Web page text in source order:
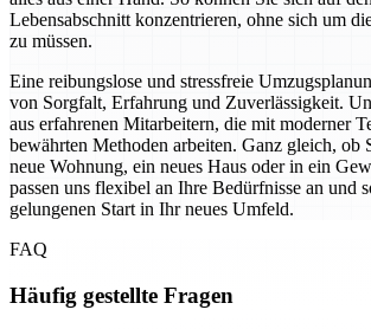
Lebensabschnitt konzentrieren, ohne sich um
zu müssen.
Eine reibungslose und stressfreie
von Sorgfalt, Erfahrung und Zuverlässigkeit.
aus erfahrenen Mitarbeitern, die mit moderner
bewährten Methoden arbeiten. Ganz gleich, ob
neue Wohnung, ein neues Haus oder in ein
passen uns flexibel an Ihre Bedürfnisse an und
gelungenen Start in Ihr neues Umfeld.
FAQ
Häufig gestellte Fragen